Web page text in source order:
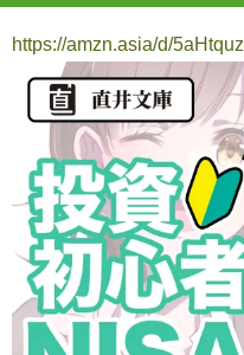
https://amzn.asia/d/5aHtquz